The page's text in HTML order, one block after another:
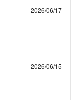
2026/06/17
2026/06/15